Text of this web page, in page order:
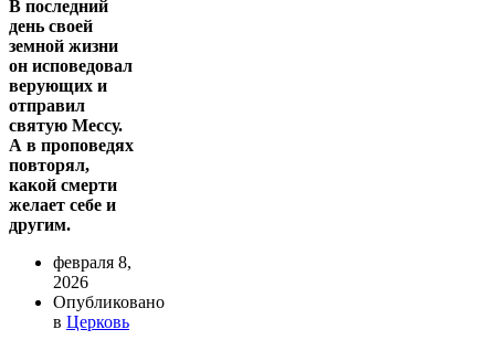
В последний
день своей
земной жизни
он исповедовал
верующих и
отправил
святую Мессу.
А в проповедях
повторял,
какой смерти
желает себе и
другим.
февраля 8,
2026
Опубликовано
в Церковь